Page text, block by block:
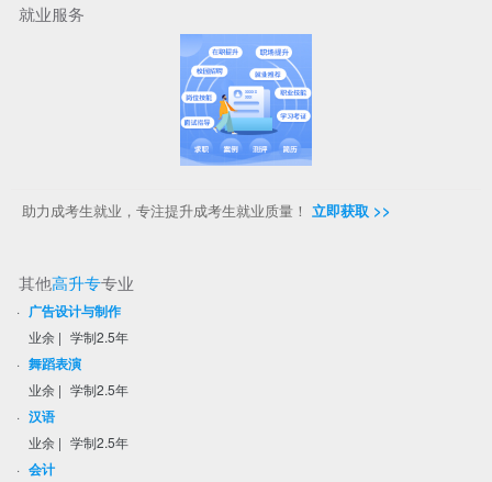
就业服务
助力成考生就业，专注提升成考生就业质量！ 立即获取 >>
其他高升专专业
· 广告设计与制作
业余 | 学制2.5年
· 舞蹈表演
业余 | 学制2.5年
· 汉语
业余 | 学制2.5年
· 会计